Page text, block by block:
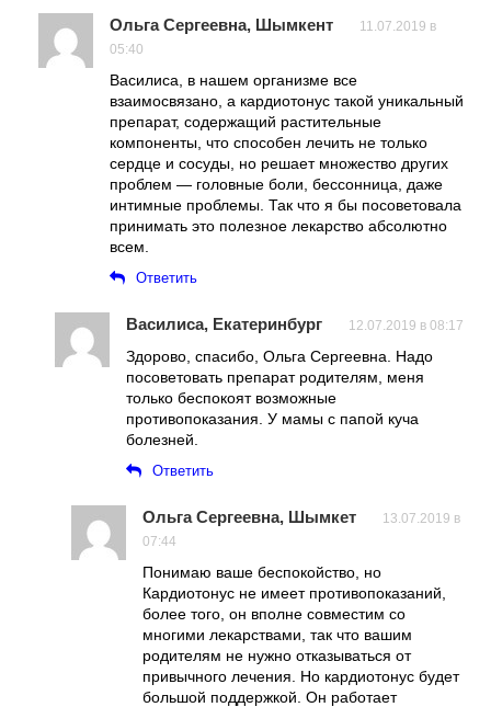
Ольга Сергеевна, Шымкент
11.07.2019 в
05:40
Василиса, в нашем организме все
взаимосвязано, а кардиотонус такой уникальный
препарат, содержащий растительные
компоненты, что способен лечить не только
сердце и сосуды, но решает множество других
проблем — головные боли, бессонница, даже
интимные проблемы. Так что я бы посоветовала
принимать это полезное лекарство абсолютно
всем.
Ответить
Василиса, Екатеринбург 12.07.2019 в 08:17
Здорово, спасибо, Ольга Сергеевна. Надо
посоветовать препарат родителям, меня
только беспокоят возможные
противопоказания. У мамы с папой куча
болезней.
Ответить
Ольга Сергеевна, Шымкет
13.07.2019 в
07:44
Понимаю ваше беспокойство, но
Кардиотонус не имеет противопоказаний,
более того, он вполне совместим со
многими лекарствами, так что вашим
родителям не нужно отказываться от
привычного лечения. Но кардиотонус будет
большой поддержкой. Он работает